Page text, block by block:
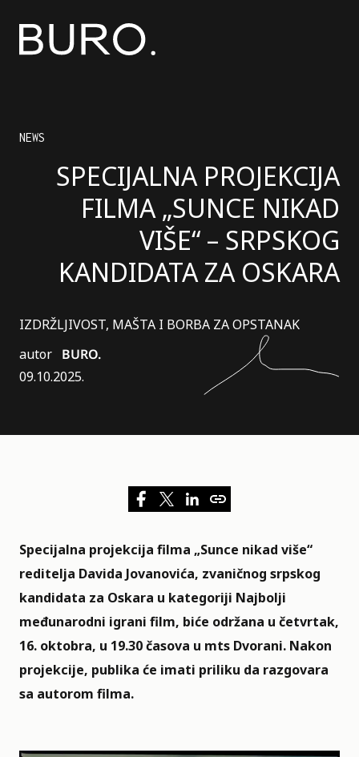
NEWS
SPECIJALNA PROJEKCIJA
FILMA „SUNCE NIKAD
VIŠE“ – SRPSKOG
KANDIDATA ZA OSKARA
IZDRŽLJIVOST, MAŠTA I BORBA ZA OPSTANAK
autor BURO.
09.10.2025.
Specijalna projekcija filma „Sunce nikad više“
reditelja Davida Jovanovića, zvaničnog srpskog
kandidata za Oskara u kategoriji Najbolji
međunarodni igrani film, biće održana u četvrtak,
16. oktobra, u 19.30 časova u mts Dvorani. Nakon
projekcije, publika će imati priliku da razgovara
sa autorom filma.